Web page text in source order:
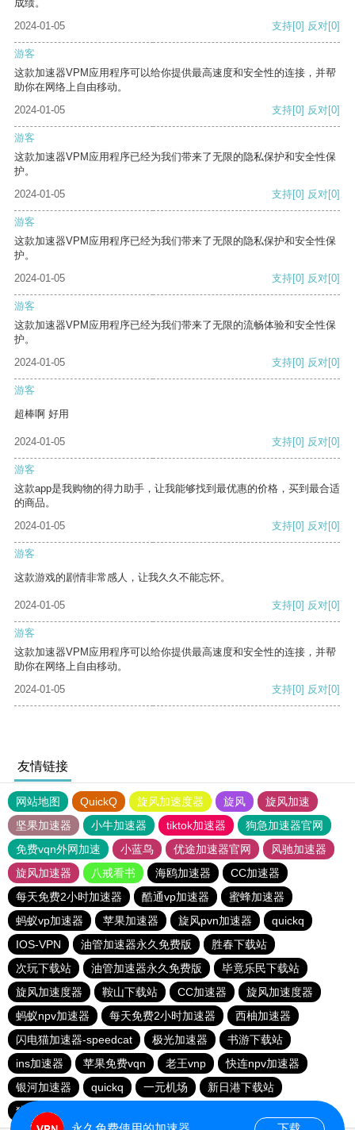
成绩。
2024-01-05
支持[0] 反对[0]
游客
这款加速器VPM应用程序可以给你提供最高速度和安全性的连接，并帮
助你在网络上自由移动。
2024-01-05
支持[0] 反对[0]
游客
这款加速器VPM应用程序已经为我们带来了无限的隐私保护和安全性保
护。
2024-01-05
支持[0] 反对[0]
游客
这款加速器VPM应用程序已经为我们带来了无限的隐私保护和安全性保
护。
2024-01-05
支持[0] 反对[0]
游客
这款加速器VPM应用程序已经为我们带来了无限的流畅体验和安全性保
护。
2024-01-05
支持[0] 反对[0]
游客
超棒啊 好用
2024-01-05 支持[0] 反对[0]
游客
这款app是我购物的得力助手，让我能够找到最优惠的价格，买到最合适
的商品。
2024-01-05
支持[0] 反对[0]
游客
这款游戏的剧情非常感人，让我久久不能忘怀。
2024-01-05 支持[0] 反对[0]
游客
这款加速器VPM应用程序可以给你提供最高速度和安全性的连接，并帮
助你在网络上自由移动。
2024-01-05
支持[0] 反对[0]
友情链接
网站地图 QuickQ 旋风加速度器 旋风
旋风加速
坚果加速器
小牛加速器 tiktok加速器
狗急加速器官网
免费vqn外网加速
小蓝鸟 优途加速器官网
风驰加速器
旋风加速器
八戒看书 海鸥加速器
CC加速器
每天免费2小时加速器
酷通vp加速器
蜜蜂加速器
蚂蚁vp加速器
苹果加速器 旋风pvn加速器
quickq
IOS-VPN
油管加速器永久免费版
胜春下载站
次玩下载站
油管加速器永久免费版
毕竟乐民下载站
旋风加速度器
鞍山下载站 CC加速器
旋风加速度器
蚂蚁npv加速器
每天免费2小时加速器
西柚加速器
闪电猫加速器-speedcat
极光加速器
书游下载站
ins加速器
苹果免费vqn 老王vnp
快连npv加速器
银河加速器
quickq 一元机场
新日港下载站
猎豹加速器